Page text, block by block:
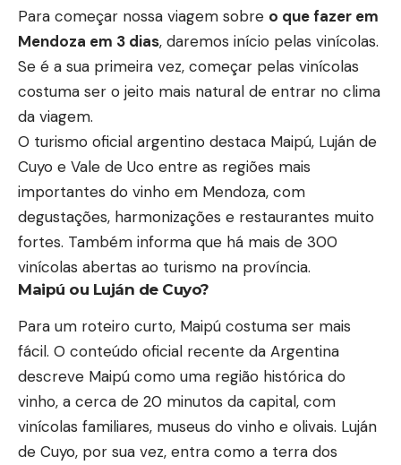
Para começar nossa viagem sobre o que fazer em
Mendoza em 3 dias, daremos início pelas vinícolas.
Se é a sua primeira vez, começar pelas vinícolas
costuma ser o jeito mais natural de entrar no clima
da viagem.
O turismo oficial argentino destaca Maipú, Luján de
Cuyo e Vale de Uco entre as regiões mais
importantes do vinho em Mendoza, com
degustações, harmonizações e restaurantes muito
fortes. Também informa que há mais de 300
vinícolas abertas ao turismo na província.
Maipú ou Luján de Cuyo?
Para um roteiro curto, Maipú costuma ser mais
fácil. O conteúdo oficial recente da Argentina
descreve Maipú como uma região histórica do
vinho, a cerca de 20 minutos da capital, com
vinícolas familiares, museus do vinho e olivais. Luján
de Cuyo, por sua vez, entra como a terra dos